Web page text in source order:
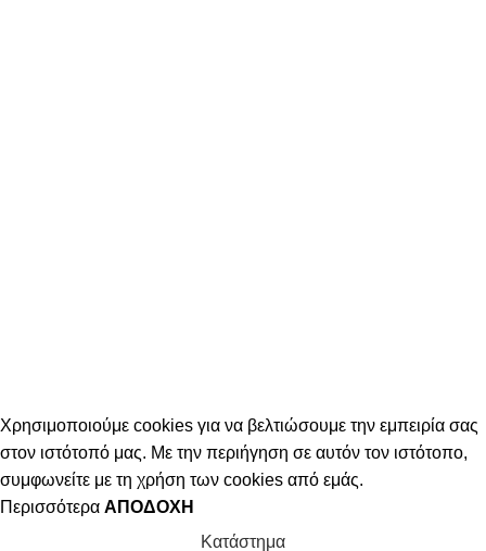
Χρησιμοποιούμε cookies για να βελτιώσουμε την εμπειρία σας
στον ιστότοπό μας. Με την περιήγηση σε αυτόν τον ιστότοπο,
συμφωνείτε με τη χρήση των cookies από εμάς.
Περισσότερα ΑΠΟΔΟΧΉ
Κατάστημα